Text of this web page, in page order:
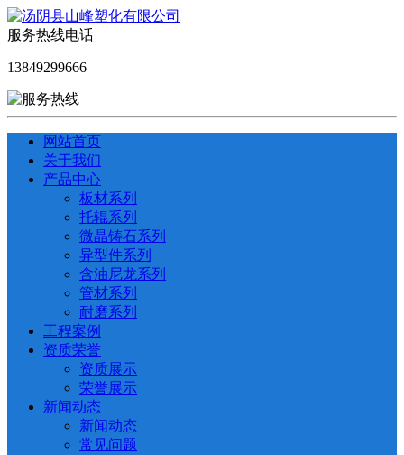
服务热线电话
13849299666
网站首页
关于我们
产品中心
板材系列
托辊系列
微晶铸石系列
异型件系列
含油尼龙系列
管材系列
耐磨系列
工程案例
资质荣誉
资质展示
荣誉展示
新闻动态
新闻动态
常见问题